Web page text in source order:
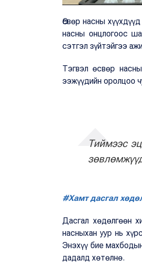
Өсвөр насны
насны онцлогоос
сэтгэл зүйтэйгээ
Тэгвэл өсвөр
ээжүүдийн оролцоо
Тиймээс
#Хамт дасгал
Дасгал хөдөлгөөн
насныхан уур нь
Энэхүү бие
дадалд хөтөлнө.